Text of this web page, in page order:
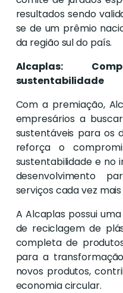
resultados sendo
se de um prêmio
da região sul do país.
Alcaplas:
sustentabilidade
Com a premiação,
empresários a
sustentáveis para os
reforça o
sustentabilidade e no
desenvolvimento
serviços cada vez
A Alcaplas possui
de reciclagem de
completa de
para a
novos produtos,
economia circular.